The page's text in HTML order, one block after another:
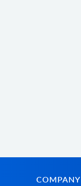
COMPANY